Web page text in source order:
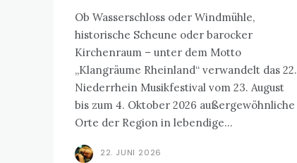
Ob Wasserschloss oder Windmühle,
historische Scheune oder barocker
Kirchenraum – unter dem Motto
„Klangräume Rheinland“ verwandelt das 22.
Niederrhein Musikfestival vom 23. August
bis zum 4. Oktober 2026 außergewöhnliche
Orte der Region in lebendige...
22. JUNI 2026